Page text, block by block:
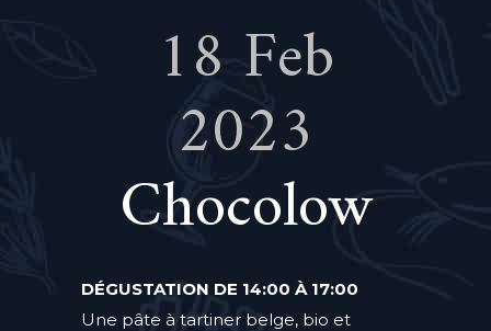
18 Feb
2023
Chocolow
DÉGUSTATION DE 14:00 À 17:00
Une pâte à tartiner belge, bio et